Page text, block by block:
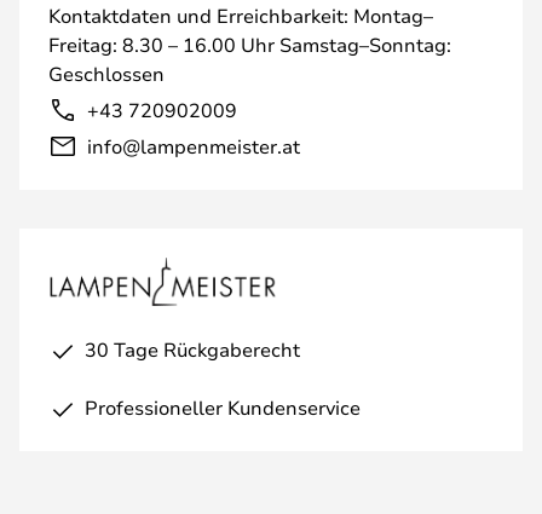
Kontaktdaten und Erreichbarkeit: Montag–
Freitag: 8.30 – 16.00 Uhr Samstag–Sonntag:
Geschlossen
+43 720902009
info@lampenmeister.at
30 Tage Rückgaberecht
Professioneller Kundenservice